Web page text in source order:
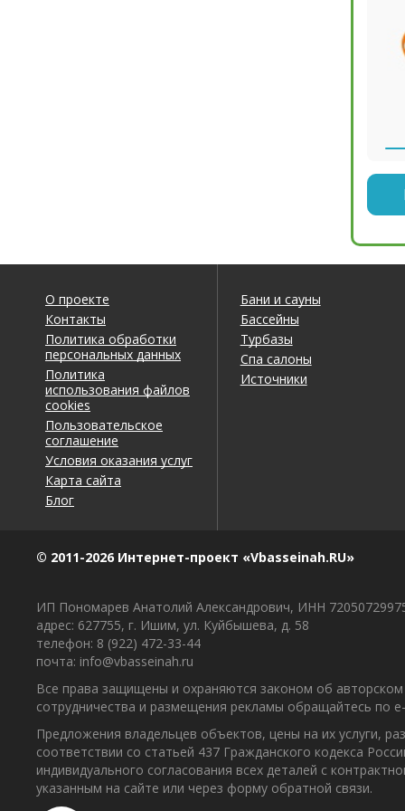
О проекте
Контакты
Политика обработки
персональных данных
Политика
использования файлов
cookies
Пользовательское
соглашение
Условия оказания услуг
Карта сайта
Блог
Бани и сауны
Бассейны
Турбазы
Спа салоны
Источники
© 2011-2026 Интернет-проект «Vbasseinah.RU»
ИП Пономарев Анатолий Александрович, ИНН
адрес: 627755, г. Ишим, ул. Куйбышева, д. 58
телефон: 8 (922) 472-33-44
почта: info@vbasseinah.ru
Все права защищены и охраняются законом об
сотрудничества и размещения рекламы обращайтесь по
Предложения владельцев объектов, цены на их услуги,
соответствии со статьей 437 Гражданского кодекса
индивидуального согласования всех деталей с
указанным на сайте или через форму обратной связи.